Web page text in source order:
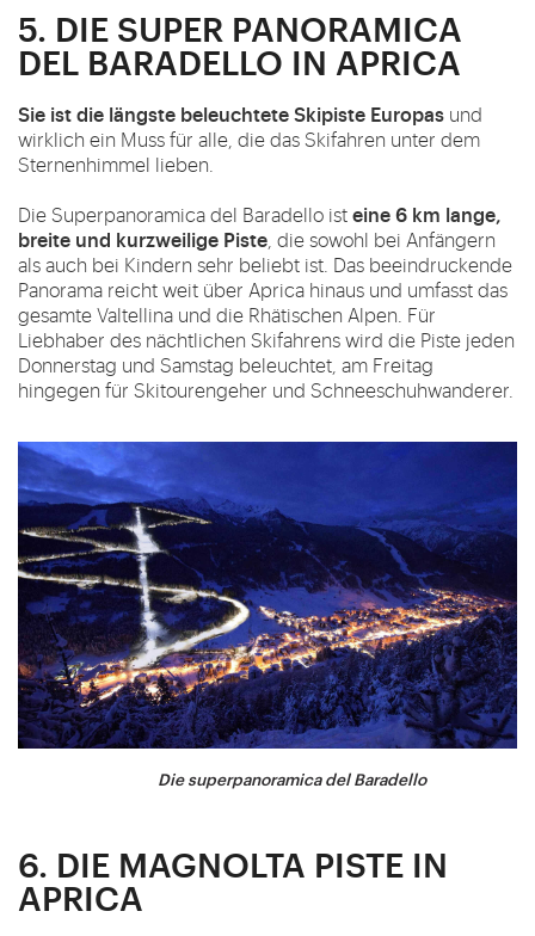
5. DIE SUPER PANORAMICA
DEL BARADELLO IN APRICA
Sie ist die längste beleuchtete Skipiste Europas und
wirklich ein Muss für alle, die das Skifahren unter dem
Sternenhimmel lieben.
Die Superpanoramica del Baradello isteine 6 km lange,
breite und kurzweilige Piste , die sowohl bei Anfängern
als auch bei Kindern sehr beliebt ist. Das beeindruckende
Panorama reicht weit über Aprica hinaus und umfasst das
gesamte Valtellina und die Rhätischen Alpen. Für
Liebhaber des nächtlichen Skifahrens wird die Piste jeden
Donnerstag und Samstag beleuchtet, am Freitag
hingegen für Skitourengeher und Schneeschuhwanderer.
Die superpanoramica del Baradello
6. DIE MAGNOLTA PISTE IN
APRICA